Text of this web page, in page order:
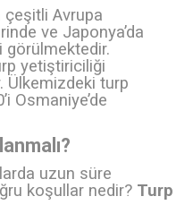
çeşitli Avrupa
ve Japonya’da
yetiştiriciliği
Ülkemizdeki turp
Osmaniye’de
uzun süre
koşullar nedir? Turp